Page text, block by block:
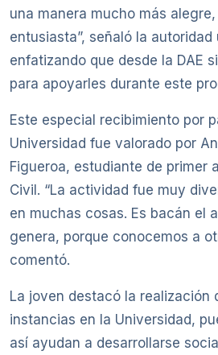
una manera mucho más
entusiasta”, señaló la
enfatizando que desde la DAE
para apoyarles durante este
Este especial recibimiento por
Universidad fue valorado por
Figueroa, estudiante de primer
Civil. “La actividad fue muy
en muchas cosas. Es bacán el
genera, porque conocemos a
comentó.
La joven destacó la realización
instancias en la Universidad,
así ayudan a desarrollarse